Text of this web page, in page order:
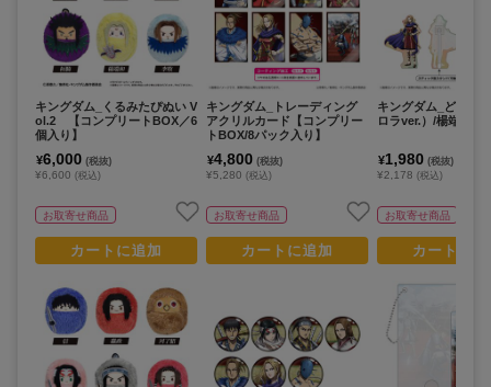
キングダム_くるみたぴぬい V
ol.2 【コンプリートBOX／6
個入り】
¥6,000 (税抜)
¥6,600 (税込)
お取寄せ商品
カートに追加
キングダム_トレーディング
アクリルカード【コンプリー
トBOX/8パック入り】
¥4,800 (税抜)
¥5,280 (税込)
お取寄せ商品
カートに追加
キングダム_どこス
ロラver.）/楊端和
¥1,980 (税抜)
¥2,178 (税込)
お取寄せ商品
カートに